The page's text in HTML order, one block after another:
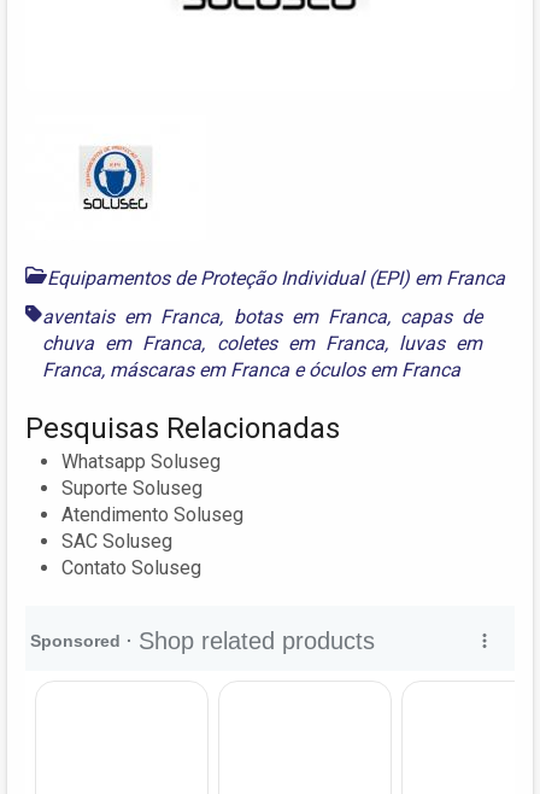
Equipamentos de Proteção Individual (EPI) em Franca
aventais em Franca, botas em Franca, capas de
chuva em Franca, coletes em Franca, luvas em
Franca, máscaras em Franca eóculos em Franca
Pesquisas Relacionadas
Whatsapp Soluseg
Suporte Soluseg
Atendimento Soluseg
SAC Soluseg
Contato Soluseg